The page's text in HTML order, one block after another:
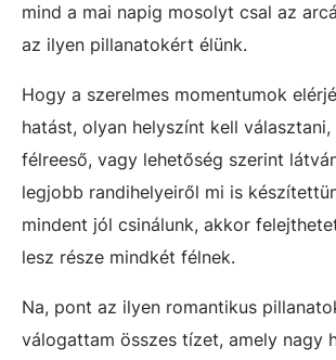
mind a mai napig mosolyt csal az
az ilyen pillanatokért élünk.
Hogy a szerelmes momentumok
hatást, olyan helyszínt kell
félreeső, vagy lehetőség szerint
legjobb randihelyeiről mi is
mindent jól csinálunk, akkor
lesz része mindkét félnek.
Na, pont az ilyen romantikus
válogattam összes tízet, amely nagy